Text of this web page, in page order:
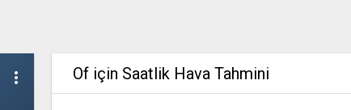
more_vert Of için Saatlik Hava Tahmini